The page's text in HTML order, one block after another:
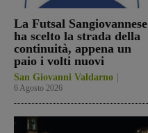
La Futsal Sangiovannese
ha scelto la strada della
continuità, appena un
paio i volti nuovi
San Giovanni Valdarno
6 Agosto 2026